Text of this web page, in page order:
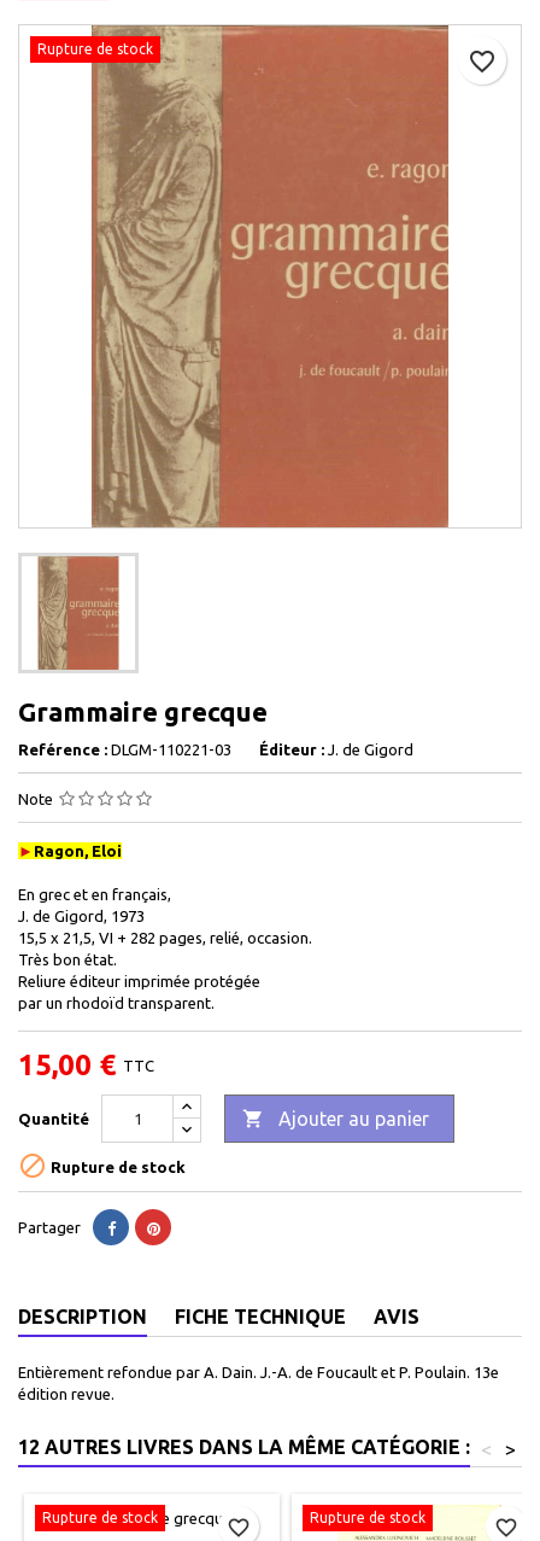
Rupture de stock
Grammaire grecque
Reférence : DLGM-110221-03 Éditeur : J. de Gigord
Note
► Ragon, Eloi
En grec et en français,
J. de Gigord, 1973
15,5 x 21,5, VI + 282 pages, relié, occasion.
Très bon état.
Reliure éditeur imprimée protégée
par un rhodoïd transparent.
15,00 € TTC
Quantité  Ajouter au panier
favorite_border
 Rupture de stock
Partager
DESCRIPTION FICHE TECHNIQUE AVIS
Entièrement refondue par A. Dain. J.-A. de Foucault et P. Poulain. 13e
édition revue.
12 AUTRES LIVRES DANS LA MÊME CATÉGORIE : >
<
Rupture de stock favorite_border Rupture de stock favorite_border